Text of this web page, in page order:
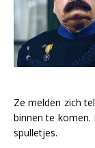
Ze melden zich
binnen te komen.
spulletjes.